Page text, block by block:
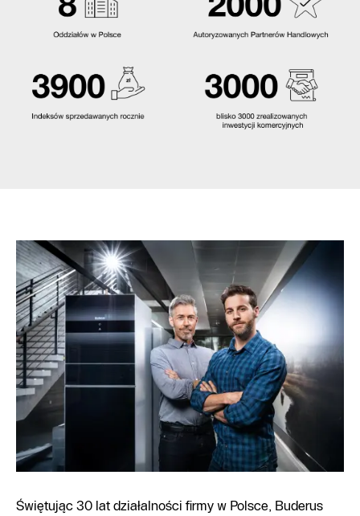
Świętując 30 lat działalności firmy w Polsce, Buderus